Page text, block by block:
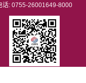
话: 0755-26001649-8000